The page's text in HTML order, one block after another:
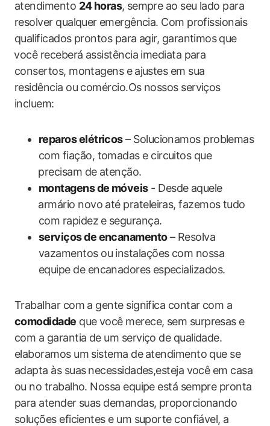
atendimento 24 horas,⁤ sempre ao seu lado ​para
resolver qualquer⁤ emergência. Com profissionais
qualificados prontos para agir, garantimos⁤ que
⁢você receberá assistência imediata para
consertos, ​montagens​ e⁤ ajustes em sua
residência ou​ comércio.Os nossos serviços
incluem:
reparos elétricos– Solucionamos problemas
com fiação, tomadas e circuitos que
⁢precisam de​ atenção.
montagens de ​móveis-‍ Desde aquele
⁣armário novo até prateleiras, fazemos tudo
‌com rapidez ⁤e segurança.
serviços de encanamento– Resolva
vazamentos ou‌ instalações com nossa
equipe de encanadores ⁤especializados.
Trabalhar com a gente significa ‌contar com a⁤
comodidade que você merece, sem surpresas​ e
‌com a garantia de um serviço de qualidade.
elaboramos ​um sistema de⁢ atendimento​ que se
adapta às suas⁣ necessidades,esteja você em casa
ou no trabalho.‍ Nossa equipe está sempre pronta
‌para atender suas ‌demandas, proporcionando
soluções eficientes e um suporte confiável, a